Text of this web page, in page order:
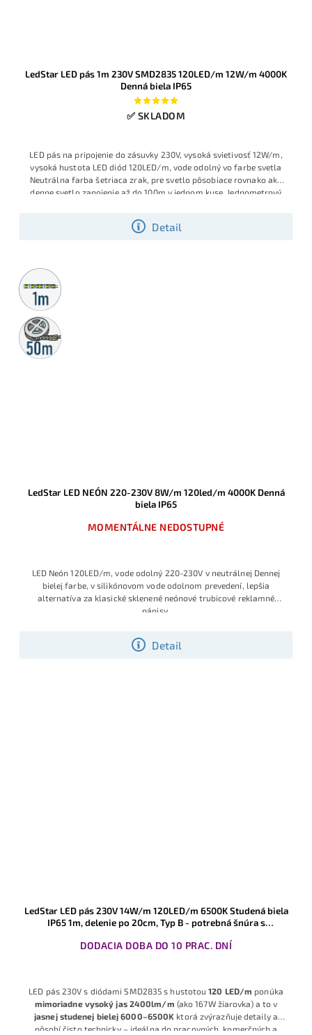
LedStar LED pás 1m 230V SMD2835 120LED/m 12W/m 4000K
Denná biela IP65
✅ SKLADOM
Detail
LED pás na pripojenie do zásuvky 230V, vysoká svietivosť 12W/m,
vysoká hustota LED diód 120LED/m, vode odolný vo farbe svetla
Neutrálna farba šetriaca zrak, pre svetlo pôsobiace rovnako ako
denne svetlo zapojenie až do 100m v jednom kuse. Jednometrový
poskytuje príjemnú dennú bielu 4000 K pri spotrebe 12 W/m. Pás
má silikónové krytie IP65, takže je chránený pred prachom a
Metrážny
predaj
50m
rolka
LedStar LED NEÓN 220-230V 8W/m 120led/m 4000K Denná
biela IP65
MOMENTÁLNE NEDOSTUPNÉ
Detail
LED Neón 120LED/m, vode odolný 220-230V v neutrálnej Dennej
bielej farbe, v silikónovom vode odolnom prevedení, lepšia
alternatíva za klasické sklenené neónové trubicové reklamné
nápisy
LedStar LED pás 230V 14W/m 120LED/m 6500K Studená biela
IP65 1m, delenie po 20cm, Typ B - potrebná šnúra s
DODACIA DOBA DO 10 PRAC. DNÍ
LED pás 230V s diódami SMD2835 s hustotou120 LED/m ponúka
mimoriadne vysoký jas 2400lm/m (ako 167W žiarovka) a to v
jasnej studenej bielej 6000–6500K ktorá zvýrazňuje detaily a
pôsobí čisto technicky – ideálna do pracovných, komerčných a